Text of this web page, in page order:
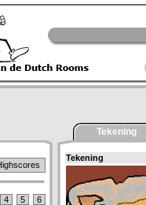
4 5 6
Tekening
Tekening